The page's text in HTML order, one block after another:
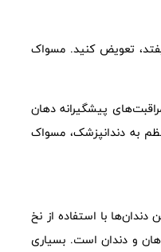
تعویض کنید. مسواک
پیشگیرانه دهان
به دندانپزشک، مسواک
با استفاده از نخ
و دندان است. بسیاری